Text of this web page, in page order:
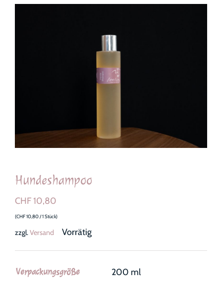
Hundeshampoo
CHF10,80
(CHF10,80/ 1 Stück)
zzgl.Versand Vorrätig
Verpackungsgröße 200 ml